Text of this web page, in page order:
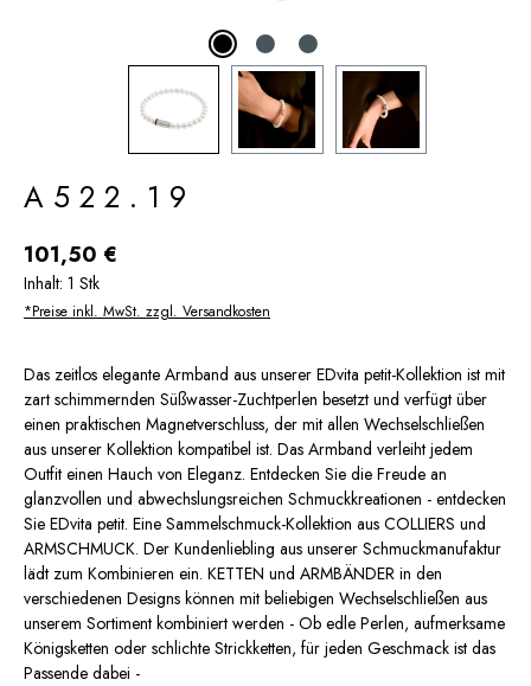
A522.19
Regulärer Preis:
101,50 €
Inhalt: 1 Stk
*Preise inkl. MwSt. zzgl. Versandkosten
Das zeitlos elegante Armband aus unserer EDvita petit-Kollektion ist mit
zart schimmernden Süßwasser-Zuchtperlen besetzt und verfügt über
einen praktischen Magnetverschluss, der mit allen Wechselschließen
aus unserer Kollektion kompatibel ist. Das Armband verleiht jedem
Outfit einen Hauch von Eleganz. Entdecken Sie die Freude an
glanzvollen und abwechslungsreichen Schmuckkreationen - entdecken
Sie EDvita petit. Eine Sammelschmuck-Kollektion aus COLLIERS und
ARMSCHMUCK. Der Kundenliebling aus unserer Schmuckmanufaktur
lädt zum Kombinieren ein. KETTEN und ARMBÄNDER in den
verschiedenen Designs können mit beliebigen Wechselschließen aus
unserem Sortiment kombiniert werden - Ob edle Perlen, aufmerksame
Königsketten oder schlichte Strickketten, für jeden Geschmack ist das
Passende dabei -